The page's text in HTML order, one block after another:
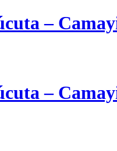
– Camayihi
– Camayihi